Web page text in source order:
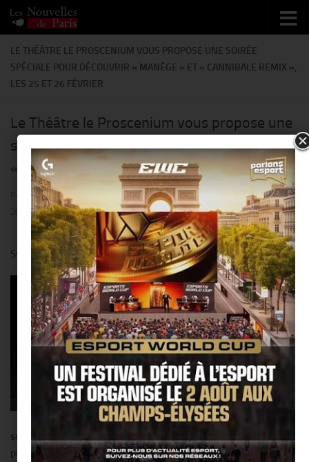
Skip to content
LE THÉÂTRE LE PROSCENIUM VOUS PROPOSE UNE SOIRÉE
SPÉCIALE POUR DÉCOUVRIR « MANÈGE » ET « CANNIBALE REMIX »,
LES 25 ET 26 FÉVRIER
Le Théâtre le Proscenium vous propose une
soirée spéciale pour découvrir « Manège » et
« Cannibale Remix », les 25 et 26 février
THIERRY KER 25 FÉVRIER 2015· MIS À JOUR
21 FÉVRIER
Synopsis Cannibale:
Lui et Elle
représentent le
couple lambda
qui a « réussi
sa vie ».Ils
sont jeunes,
beaux,
dynamiques et
occidentaux.
pouvant plus
se regarder l’un l’autre, ils s’exposent à nous comme une
publicité.
Ils racontent leur histoire comme si elle ne leur